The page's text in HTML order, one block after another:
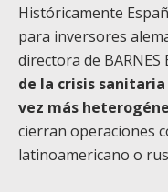
Históricamente
para inversores
directora de BARNES
de la crisis
vez más
cierran operaciones
latinoamericano o